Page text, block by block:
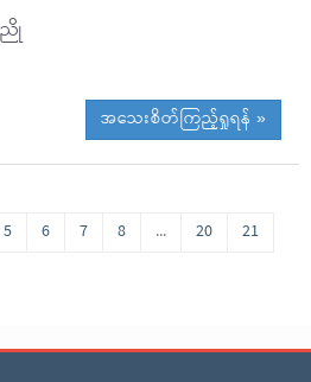
ညို
အသေးစိတ်ကြည့်ရှုရန် »
5 6 7 8 ... 20
21